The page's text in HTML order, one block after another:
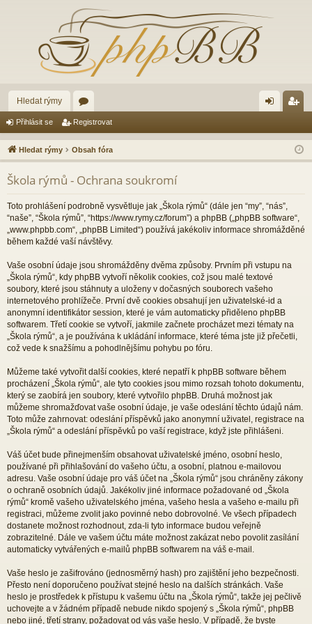
Hledat rýmy
ór
a lá
sit
ist
ro
Přihlásit se Registrovat
Hledat rýmy Obsah fóra
Škola rýmů - Ochrana soukromí
Toto prohlášení podrobně vysvětluje jak „Škola rýmů“ (dále jen “my”, “nás”,
“naše”, “Škola rýmů”, “https://www.rymy.cz/forum”) a phpBB („phpBB software“,
„www.phpbb.com“, „phpBB Limited“) používá jakékoliv informace shromážděné
během každé vaší návštěvy.
Vaše osobní údaje jsou shromážděny dvěma způsoby. Prvním při vstupu na
„Škola rýmů“, kdy phpBB vytvoří několik cookies, což jsou malé textové
soubory, které jsou stáhnuty a uloženy v dočasných souborech vašeho
internetového prohlížeče. První dvě cookies obsahují jen uživatelské-id a
anonymní identifikátor session, které je vám automaticky přiděleno phpBB
softwarem. Třetí cookie se vytvoří, jakmile začnete procházet mezi tématy na
„Škola rýmů“, a je používána k ukládání informace, které téma jste již přečetli,
což vede k snažšímu a pohodlnějšímu pohybu po fóru.
Můžeme také vytvořit další cookies, které nepatří k phpBB software během
procházení „Škola rýmů“, ale tyto cookies jsou mimo rozsah tohoto dokumentu,
který se zaobírá jen soubory, které vytvořilo phpBB. Druhá možnost jak
můžeme shromažďovat vaše osobní údaje, je vaše odeslání těchto údajů nám.
Toto může zahrnovat: odeslání příspěvků jako anonymní uživatel, registrace na
„Škola rýmů“ a odeslání příspěvků po vaší registrace, když jste přihlášeni.
Váš účet bude přinejmenším obsahovat uživatelské jméno, osobní heslo,
používané při přihlašování do vašeho účtu, a osobní, platnou e-mailovou
adresu. Vaše osobní údaje pro váš účet na „Škola rýmů“ jsou chráněny zákony
o ochraně osobních údajů. Jakékoliv jiné informace požadované od „Škola
rýmů“ kromě vašeho uživatelského jména, vašeho hesla a vašeho e-mailu při
registraci, můžeme zvolit jako povinné nebo dobrovolné. Ve všech případech
dostanete možnost rozhodnout, zda-li tyto informace budou veřejně
zobrazitelné. Dále ve vašem účtu máte možnost zakázat nebo povolit zasílání
automaticky vytvářených e-mailů phpBB softwarem na váš e-mail.
Vaše heslo je zašifrováno (jednosměrný hash) pro zajištění jeho bezpečnosti.
Přesto není doporučeno používat stejné heslo na dalších stránkách. Vaše
heslo je prostředek k přístupu k vašemu účtu na „Škola rýmů“, takže jej pečlivě
uchovejte a v žádném případě nebude nikdo spojený s „Škola rýmů“, phpBB
nebo jiné, třetí strany, požadovat od vás vaše heslo. V případě, že byste